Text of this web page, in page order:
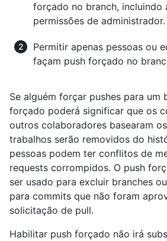
forçado no branch, incluindo
permissões de administrador.
Permitir apenas pessoas ou
façam push forçado no
Se alguém forçar pushes para um
forçado poderá significar que os
outros colaboradores basearam
trabalhos serão removidos do
pessoas podem ter conflitos de
requests corrompidos. O push
ser usado para excluir branches
para commits que não foram
solicitação de pull.
Habilitar push forçado não irá